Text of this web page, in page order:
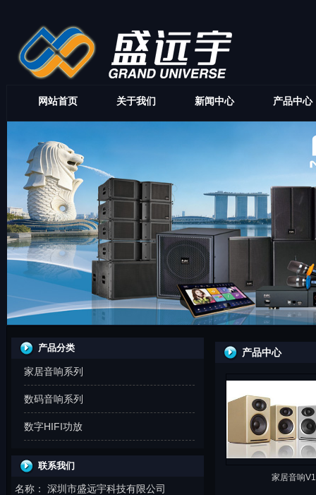
网站首页 关于我们 新闻中心 产品中心
产品分类
家居音响系列
数码音响系列
数字HIFI功放
联系我们
名称： 深圳市盛远宇科技有限公司
产品中心
家居音响